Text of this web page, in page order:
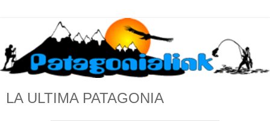
LA ULTIMA PATAGONIA